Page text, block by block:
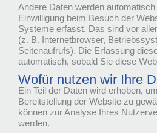
Andere Daten werden
Einwilligung beim Besuch der
Systeme erfasst. Das sind vor
(z. B. Internetbrowser,
Seitenaufrufs). Die Erfassung
automatisch, sobald Sie diese
Wofür nutzen wir Ihre
Ein Teil der Daten wird erhoben,
Bereitstellung der Website zu
können zur Analyse Ihres
werden.